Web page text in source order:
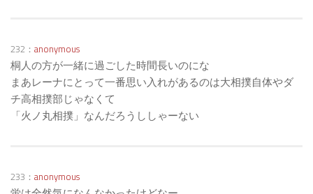
232： anonymous
桐人の方が一緒に過ごした時間長いのにな
まあレーナにとって一番思い入れがあるのは大相撲自体やダ
チ高相撲部じゃなくて
「火ノ丸相撲」なんだろうししゃーない
233： anonymous